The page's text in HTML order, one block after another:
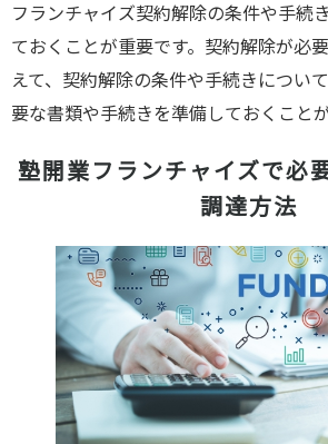
フランチャイズ契約解除の条件や手続
ておくことが重要です。契約解除が必
えて、契約解除の条件や手続きについ
要な書類や手続きを準備しておくこと
塾開業フランチャイズで必
調達方法